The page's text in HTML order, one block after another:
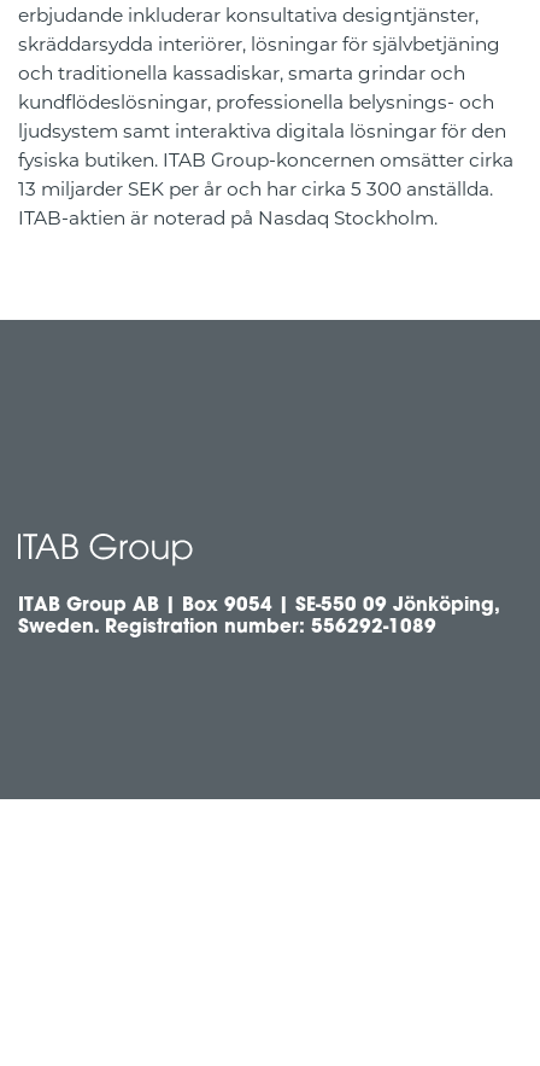
erbjudande inkluderar konsultativa designtjänster,
skräddarsydda interiörer, lösningar för självbetjäning
och traditionella kassadiskar, smarta grindar och
kundflödeslösningar, professionella belysnings- och
ljudsystem samt interaktiva digitala lösningar för den
fysiska butiken. ITAB Group-koncernen omsätter cirka
13 miljarder SEK per år och har cirka 5 300 anställda.
ITAB-aktien är noterad på Nasdaq Stockholm.
ITAB Group AB | Box 9054 | SE-550 09 Jönköping,
Sweden. Registration number: 556292-1089